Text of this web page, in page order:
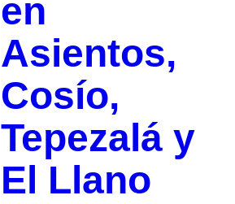
en
Asientos,
Cosío,
Tepezalá y
El Llano